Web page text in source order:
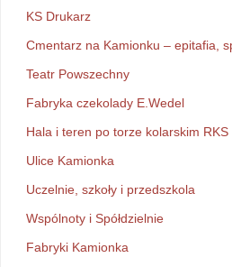
KS Drukarz
Cmentarz na Kamionku – epitafia,
Teatr Powszechny
Fabryka czekolady E.Wedel
Hala i teren po torze kolarskim RKS
Ulice Kamionka
Uczelnie, szkoły i przedszkola
Wspólnoty i Spółdzielnie
Fabryki Kamionka